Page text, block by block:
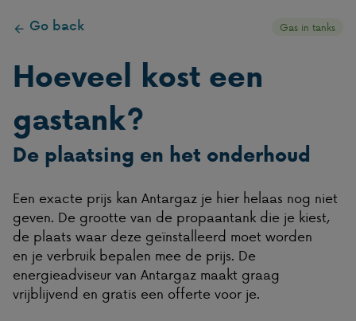
Go back Gas in tanks
Hoeveel kost een
gastank?
De plaatsing en het onderhoud
Een exacte prijs kan Antargaz je hier helaas nog niet
geven. De grootte van de propaantank die je kiest,
de plaats waar deze geïnstalleerd moet worden
en je verbruik bepalen mee de prijs. De
energieadviseur van Antargaz maakt graag
vrijblijvend en gratis een offerte voor je.